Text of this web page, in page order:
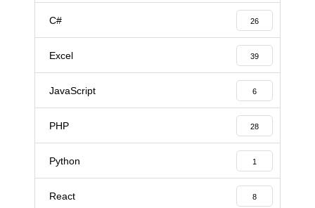
C# 26
Excel 39
JavaScript 6
PHP 28
Python 1
React 8